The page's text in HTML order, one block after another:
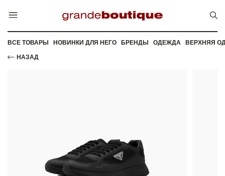
ВСЕ ТОВАРЫ НОВИНКИ ДЛЯ НЕГО БРЕНДЫ ОДЕЖДА ВЕРХНЯЯ
НАЗАД